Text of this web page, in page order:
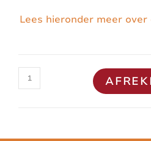
Lees hieronder meer